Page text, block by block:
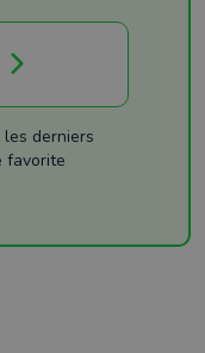
derniers
favorite